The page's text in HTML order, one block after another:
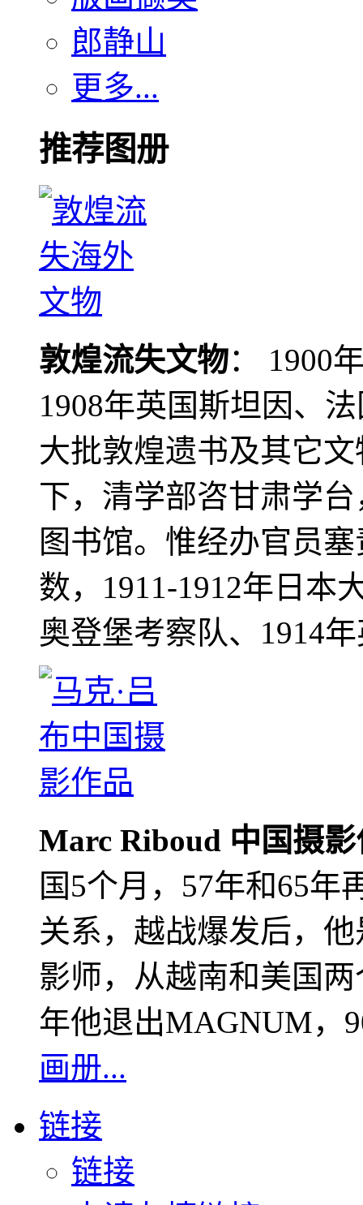
郎静山
更多...
推荐图册
敦煌流失文物： 1900
1908年英国斯坦因、
大批敦煌遗书及其它
下，清学部咨甘肃学
图书馆。惟经办官员
数，1911-1912年日本
奥登堡考察队、1914
Marc Riboud 中国摄
国5个月，57年和65年
关系，越战爆发后，
影师，从越南和美国
年他退出MAGNUM，
画册...
链接
链接